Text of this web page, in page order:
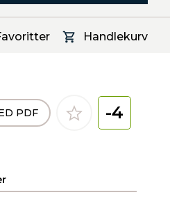
Handlekurv
PDF -4